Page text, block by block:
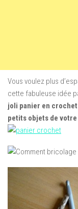
Vous voulez plus
cette fabuleuse idée
joli panier en
petits objets de votre